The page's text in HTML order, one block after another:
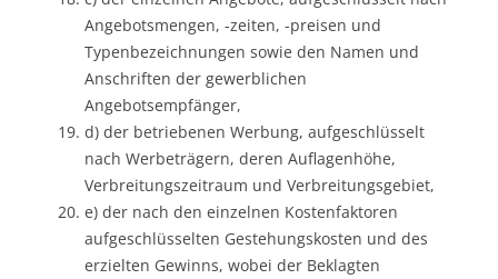
Angebotsmengen, -zeiten, -preisen und
Typenbezeichnungen sowie den Namen und
Anschriften der gewerblichen
Angebotsempfänger,
d) der betriebenen Werbung, aufgeschlüsselt
nach Werbeträgern, deren Auflagenhöhe,
Verbreitungszeitraum und Verbreitungsgebiet,
e) der nach den einzelnen Kostenfaktoren
aufgeschlüsselten Gestehungskosten und des
erzielten Gewinns, wobei der Beklagten